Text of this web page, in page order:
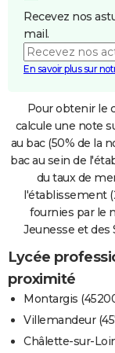
Recevez nos
mail.
En savoir plus sur
Pour obtenir le
calcule une note
au bac (50% de la
bac au sein de
du taux de
l'établissement
fournies par le
Jeunesse et des
Lycée
proximité
Montargis
Villemandeur
Châlette-sur-